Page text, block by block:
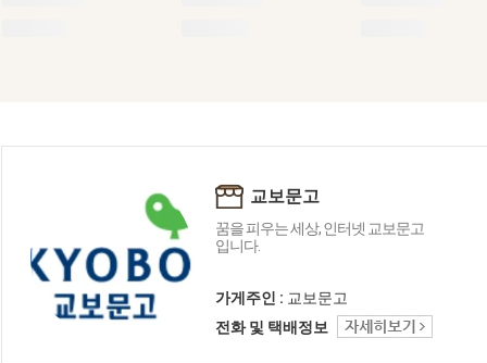
교보문고
꿈을 피우는 세상, 인터넷 교보문고
입니다.
가게주인 : 교보문고
전화 및 택배정보